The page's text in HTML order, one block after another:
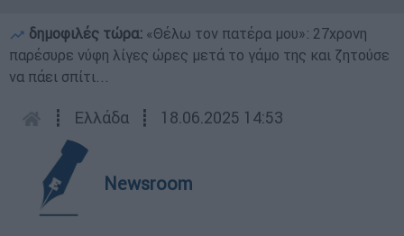
δημοφιλές τώρα: «Θέλω τον πατέρα μου»: 27χρονη
παρέσυρε νύφη λίγες ώρες μετά το γάμο της και ζητούσε
να πάει σπίτι...
┋ Ελλάδα ┋ 18.06.2025 14:53
Newsroom